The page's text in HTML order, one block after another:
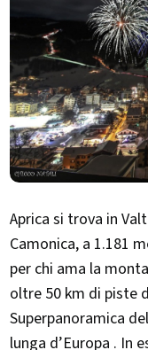
Aprica si trova in
Camonica, a 1.181
per chi ama la
oltre 50 km di piste
Superpanoramica
lunga d’Europa . In